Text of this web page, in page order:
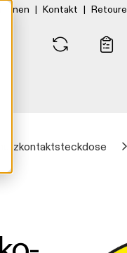
| Kontakt | Retoure